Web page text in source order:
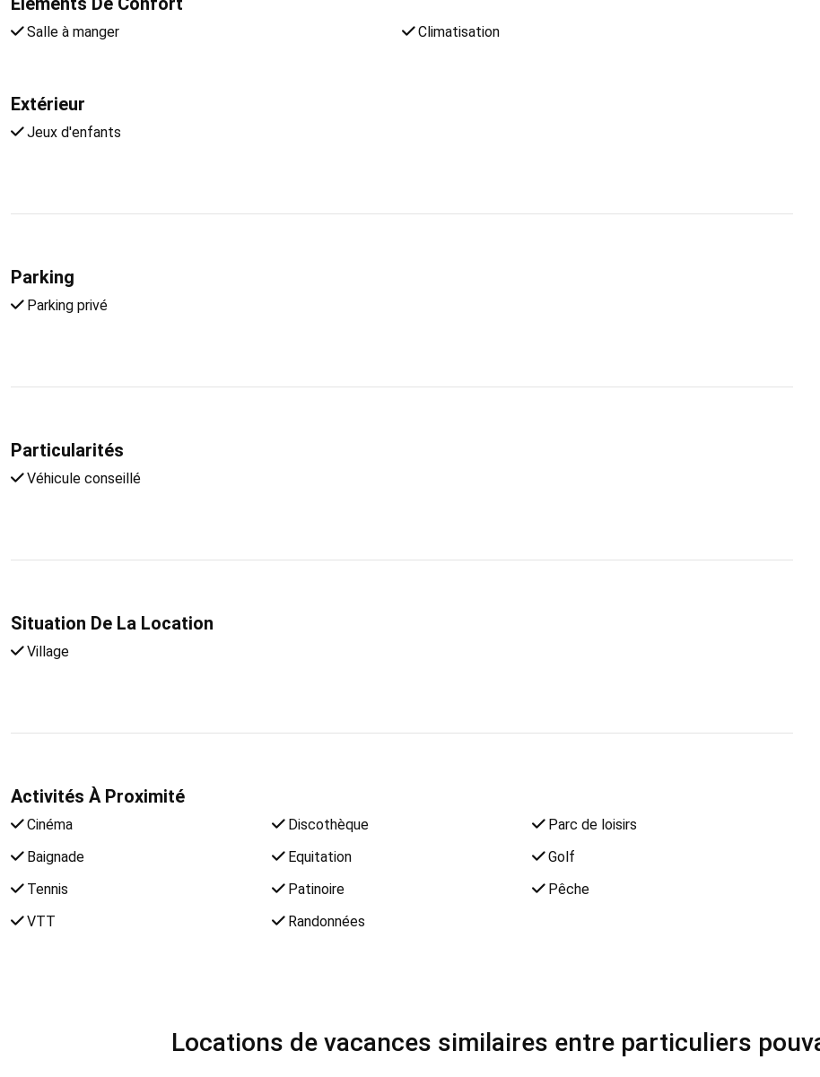
Salle à manger Climatisation
Extérieur
Jeux d'enfants
Parking
Parking privé
Particularités
Véhicule conseillé
Situation De La Location
Village
Activités À Proximité
Cinéma Discothèque
Parc de loisirs
Baignade
Equitation
Golf
Tennis
Patinoire
Pêche
VTT
Randonnées
Locations de vacances similaires entre particuliers